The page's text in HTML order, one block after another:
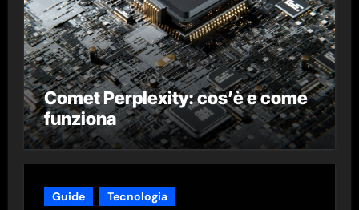
Comet Perplexity: cos’è e come
funziona
Guide Tecnologia